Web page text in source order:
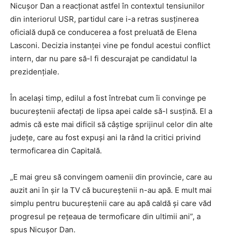
Nicușor Dan a reacționat astfel în contextul tensiunilor
din interiorul USR, partidul care i-a retras susținerea
oficială după ce conducerea a fost preluată de Elena
Lasconi. Decizia instanței vine pe fondul acestui conflict
intern, dar nu pare să-l fi descurajat pe candidatul la
prezidențiale.
În același timp, edilul a fost întrebat cum îi convinge pe
bucureștenii afectați de lipsa apei calde să-l susțină. El a
admis că este mai dificil să câștige sprijinul celor din alte
județe, care au fost expuși ani la rând la critici privind
termoficarea din Capitală.
„E mai greu să convingem oamenii din provincie, care au
auzit ani în șir la TV că bucureștenii n-au apă. E mult mai
simplu pentru bucureștenii care au apă caldă și care văd
progresul pe rețeaua de termoficare din ultimii ani”, a
spus Nicușor Dan.